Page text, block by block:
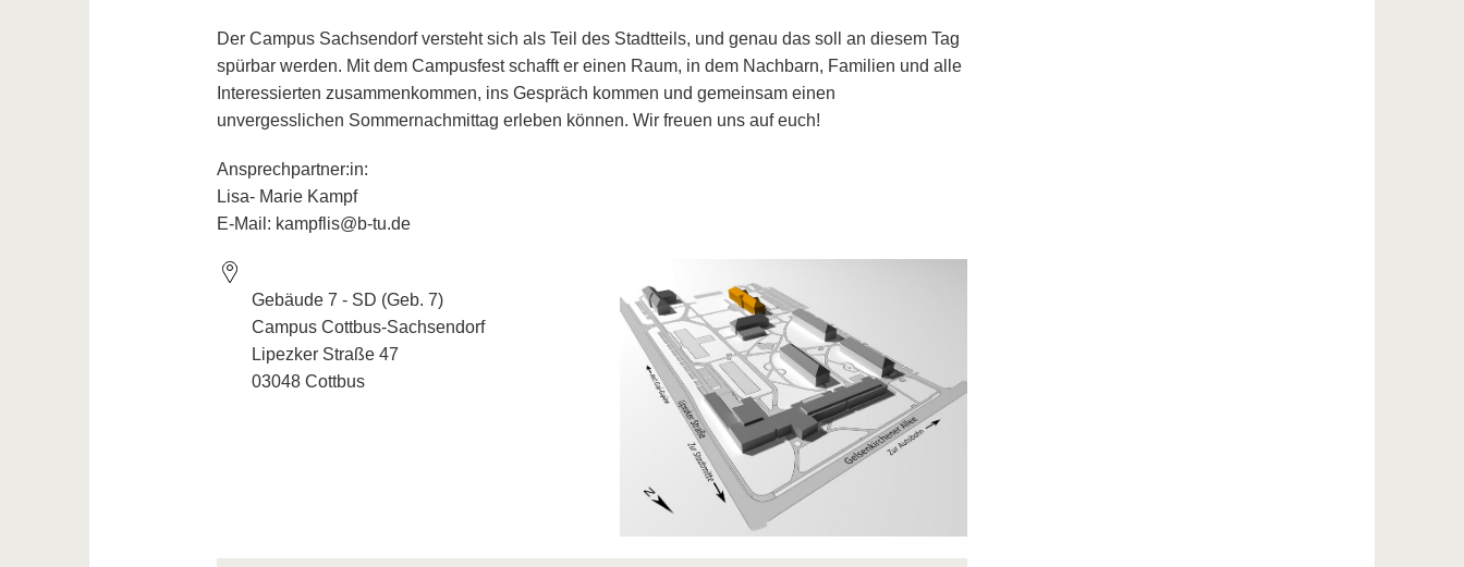
Der Campus Sachsendorf versteht sich als Teil des Stadtteils, und genau das soll an diesem Tag
spürbar werden. Mit dem Campusfest schafft er einen Raum, in dem Nachbarn, Familien und alle
Interessierten zusammenkommen, ins Gespräch kommen und gemeinsam einen
unvergesslichen Sommernachmittag erleben können. Wir freuen uns auf euch!
Ansprechpartner:in:
Lisa- Marie Kampf
E-Mail: kampflis@b-tu.de
Gebäude 7 - SD (Geb. 7)
Campus Cottbus-Sachsendorf
Lipezker Straße 47
03048 Cottbus